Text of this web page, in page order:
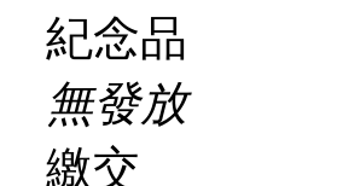
紀念品
無發放
繳交